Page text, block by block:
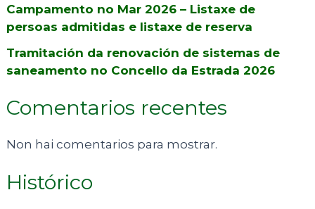
Campamento no Mar 2026 – Listaxe de
persoas admitidas e listaxe de reserva
Tramitación da renovación de sistemas de
saneamento no Concello da Estrada 2026
Comentarios recentes
Non hai comentarios para mostrar.
Histórico